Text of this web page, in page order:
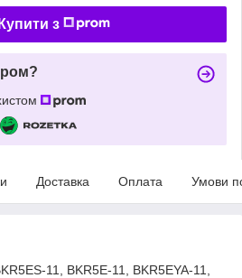
Купити з
Доставка Оплата Умови
11, BKR5E-11, BKR5EYA-11,